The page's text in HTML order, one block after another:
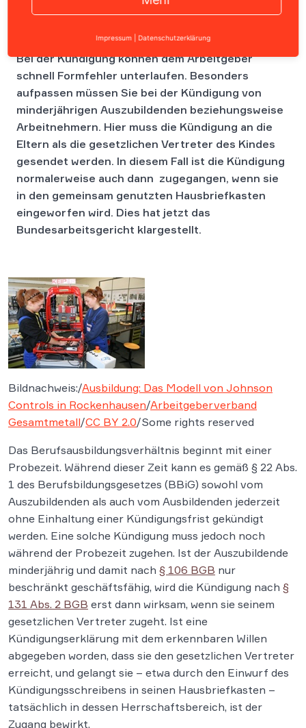
Bei der Kündigung können dem Arbeitgeber
schnell Formfehler unterlaufen. Besonders
aufpassen müssen Sie bei der Kündigung von
minderjährigen Auszubildenden beziehungsweise
Arbeitnehmern. Hier muss die Kündigung an die
Eltern als die gesetzlichen Vertreter des Kindes
gesendet werden. In diesem Fall ist die Kündigung
normalerweise auch dann zugegangen, wenn sie
in den gemeinsam genutzten Hausbriefkasten
eingeworfen wird. Dies hat jetzt das
Bundesarbeitsgericht klargestellt.
Bildnachweis:/Ausbildung: Das Modell von Johnson
Controls in Rockenhausen/Arbeitgeberverband
Gesamtmetall/CC BY 2.0/Some rights reserved
Das Berufsausbildungsverhältnis beginnt mit einer
Probezeit. Während dieser Zeit kann es gemäß § 22 Abs.
1 des Berufsbildungsgesetzes (BBiG) sowohl vom
Auszubildenden als auch vom Ausbildenden jederzeit
ohne Einhaltung einer Kündigungsfrist gekündigt
werden. Eine solche Kündigung muss jedoch noch
während der Probezeit zugehen. Ist der Auszubildende
minderjährig und damit nach § 106 BGB nur
beschränkt geschäftsfähig, wird die Kündigung nach §
131 Abs. 2 BGB erst dann wirksam, wenn sie seinem
gesetzlichen Vertreter zugeht. Ist eine
Kündigungserklärung mit dem erkennbaren Willen
abgegeben worden, dass sie den gesetzlichen Vertreter
erreicht, und gelangt sie – etwa durch den Einwurf des
Kündigungsschreibens in seinen Hausbriefkasten –
tatsächlich in dessen Herrschaftsbereich, ist der
Zugang bewirkt.
Impressum Datenschutzerklärung